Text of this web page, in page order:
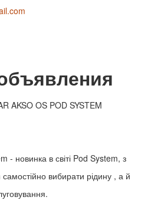
AKSO OS POD SYSTEM
- новинка в світі Pod System, з
вибирати рідину , а й